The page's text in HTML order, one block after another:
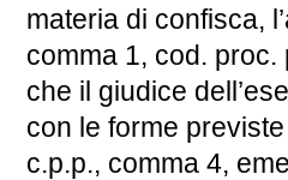
materia di confisca,
comma 1, cod. proc.
che il giudice
con le forme
c.p.p., comma 4,